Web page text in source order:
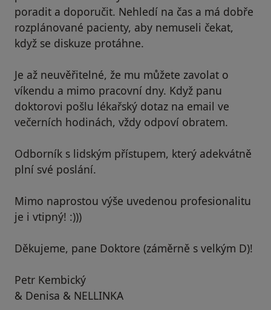
poradit a doporučit. Nehledí na čas a má dobře
rozplánované pacienty, aby nemuseli čekat,
když se diskuze protáhne.
Je až neuvěřitelné, že mu můžete zavolat o
víkendu a mimo pracovní dny. Když panu
doktorovi pošlu lékařský dotaz na email ve
večerních hodinách, vždy odpoví obratem.
Odborník s lidským přístupem, který adekvátně
plní své poslání.
Mimo naprostou výše uvedenou profesionalitu
je i vtipný! :)))
Děkujeme, pane Doktore (záměrně s velkým D)!
Petr Kembický
& Denisa & NELLINKA